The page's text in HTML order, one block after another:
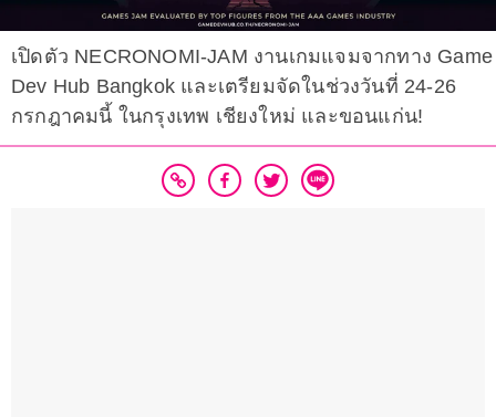
เปิดตัว NECRONOMI-JAM งานเกมแจมจากทาง Game
Dev Hub Bangkok และเตรียมจัดในช่วงวันที่ 24-26
กรกฎาคมนี้ ในกรุงเทพ เชียงใหม่ และขอนแก่น!